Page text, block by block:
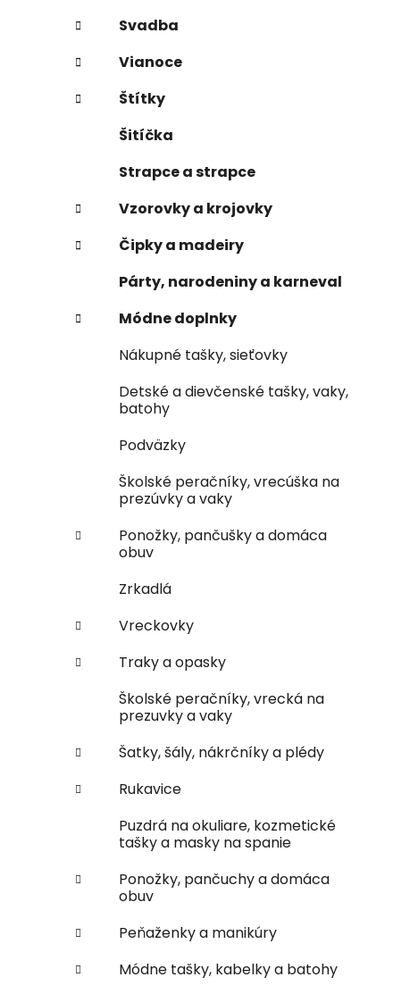
Svadba
Vianoce
Štítky
Šitíčka
Strapce a strapce
Vzorovky a krojovky
Čipky a madeiry
Párty, narodeniny a karneval
Módne doplnky
Nákupné tašky, sieťovky
Detské a dievčenské tašky, vaky,
batohy
Podväzky
Školské peračníky, vrecúška na
prezúvky a vaky
Ponožky, pančušky a domáca
obuv
Zrkadlá
Vreckovky
Traky a opasky
Školské peračníky, vrecká na
prezuvky a vaky
Šatky, šály, nákrčníky a plédy
Rukavice
Puzdrá na okuliare, kozmetické
tašky a masky na spanie
Ponožky, pančuchy a domáca
obuv
Peňaženky a manikúry
Módne tašky, kabelky a batohy